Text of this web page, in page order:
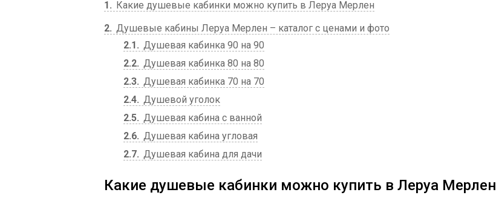
1
Какие душевые кабинки можно купить в Леруа Мерлен
2 Душевые кабины Леруа Мерлен – каталог с ценами и фото
2.1
Душевая кабинка 90 на 90
2.2 Душевая кабинка 80 на 80
2.3 Душевая кабинка 70 на 70
2.4 Душевой уголок
2.5 Душевая кабина с ванной
2.6 Душевая кабина угловая
2.7 Душевая кабина для дачи
Какие душевые кабинки можно купить в Леруа Мерлен